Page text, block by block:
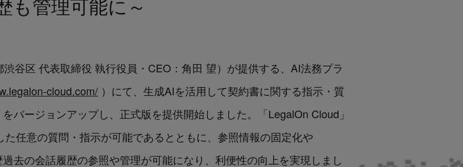
谷区 代表取締役 執行役員・CEO：角田 望）が提供する、AI法務プラ
cloud.com/ ）にて、生成AIを活用して契約書に関する指示・質
バージョンアップし、正式版を提供開始しました。「LegalOn Cloud」
任意の質問・指示が可能であるとともに、参照情報の固定化や
去の会話履歴の参照や管理が可能になり、利便性の向上を実現しまし